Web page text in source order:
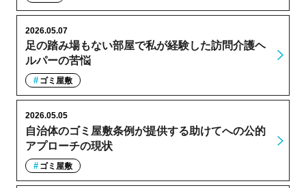
足の踏み場もない部屋で私が経験した訪問介護ヘ
ルパーの苦悩
2026.05.07
ゴミ屋敷
自治体のゴミ屋敷条例が提供する助けてへの公的
アプローチの現状
2026.05.05
ゴミ屋敷